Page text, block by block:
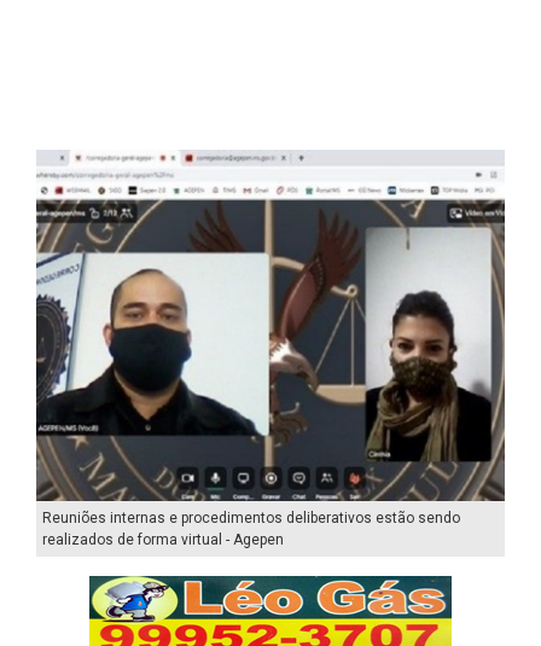
Reuniões internas e procedimentos deliberativos estão sendo
realizados de forma virtual - Agepen